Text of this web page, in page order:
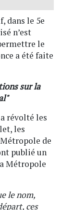
dans le 5e
n’est
le
a été faite
sur la
révolté les
les
de
publié un
Métropole
le nom,
ces